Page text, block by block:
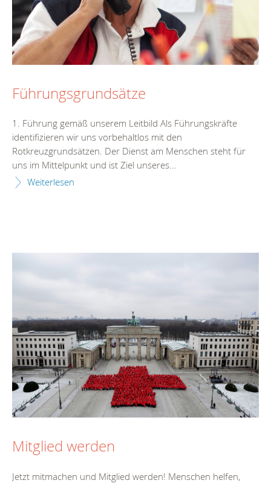
Führungsgrundsätze
1. Führung gemäß unserem Leitbild Als Führungskräfte
identifizieren wir uns vorbehaltlos mit den
Rotkreuzgrundsätzen. Der Dienst am Menschen steht für
uns im Mittelpunkt und ist Ziel unseres...
Weiterlesen
Mitglied werden
Jetzt mitmachen und Mitglied werden! Menschen helfen,